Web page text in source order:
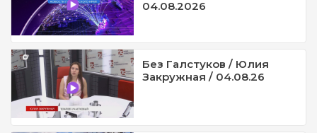
04.08.2026
Без Галстуков / Юлия
Закружная / 04.08.26